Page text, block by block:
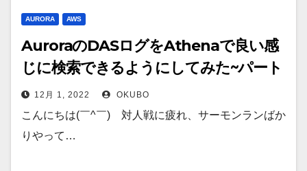
AURORA AWS
AuroraのDASログをAthenaで良い感
じに検索できるようにしてみた~パート
2/3~
12月 1, 2022 OKUBO
こんにちは(￣^￣)ゞ対人戦に疲れ、サーモンランばか
りやって…